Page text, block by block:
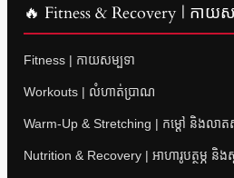
🔥 Fitness & Recovery | កាយស
Fitness | កាយសម្បទា
Workouts | លំហាត់ប្រាណ
Warm-Up & Stretching | កម្តៅ និងលាត
Nutrition & Recovery | អាហារូបត្ថម្ភ និងស្ត